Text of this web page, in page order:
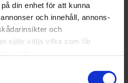
din enhet för att kunna
och innehåll, annons-
och
själv välja vilka som får
även vilja: